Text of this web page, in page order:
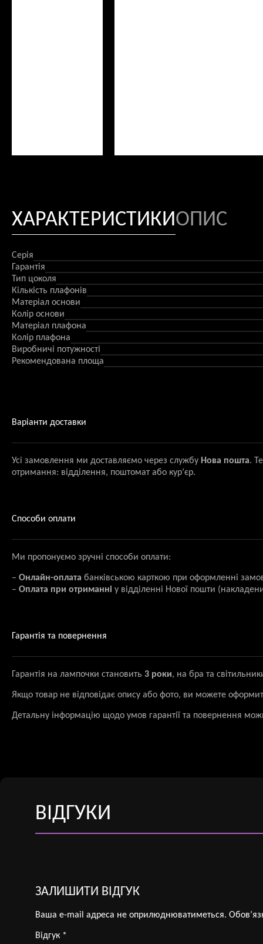
ХАРАКТЕРИСТИКИОПИС
Серія
Гарантія
Тип цоколя
Кількість плафонів
Матеріал основи
Колір основи
Матеріал плафона
Колір плафона
Виробничі потужності
Рекомендована площа
Варіанти доставки
Усі замовлення ми доставляємо через службу Нова пошта.
отримання: відділення, поштомат або кур’єр.
Способи оплати
Ми пропонуємо зручні способи оплати:
– Онлайн-оплата банківською карткою при оформленні
– Оплата при отриманні у відділенні Нової пошти
Гарантія та повернення
Гарантія на лампочки становить 3 роки, на бра та
Якщо товар не відповідає опису або фото, ви можете
Детальну інформацію щодо умов гарантії та повернення
ВІДГУКИ
ЗАЛИШИТИ ВІДГУК
Ваша e-mail адреса не оприлюднюватиметься.
Відгук *